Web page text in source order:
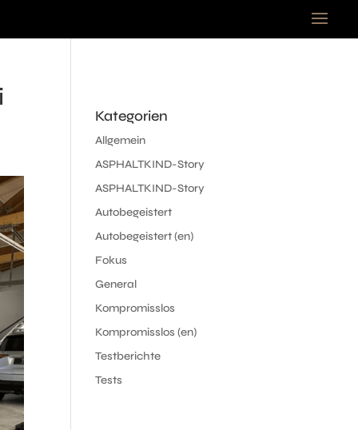
Kategorien
Allgemein
ASPHALTKIND-Story
ASPHALTKIND-Story
Autobegeistert
Autobegeistert (en)
Fokus
General
Kompromisslos
Kompromisslos (en)
Testberichte
Tests